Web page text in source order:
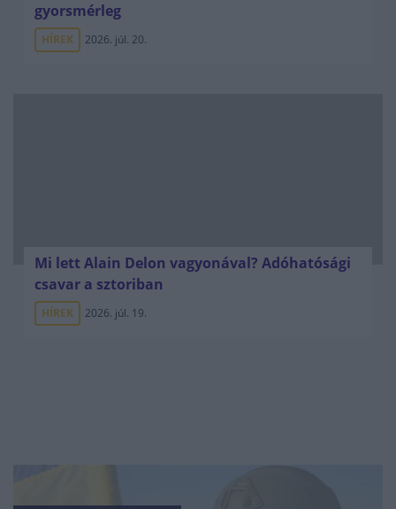
gyorsmérleg
HÍREK 2026. júl. 20.
Mi lett Alain Delon vagyonával? Adóhatósági
csavar a sztoriban
HÍREK 2026. júl. 19.